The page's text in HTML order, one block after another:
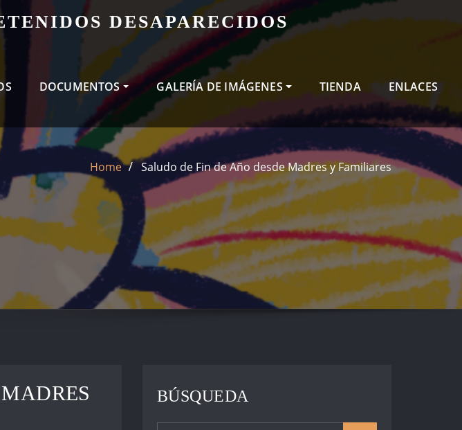
DESAPARECIDOS
DOCUMENTOS GALERÍA DE IMÁGENES TIENDA ENLACES
Home Saludo de Fin de Año desde Madres y Familiares
BÚSQUEDA